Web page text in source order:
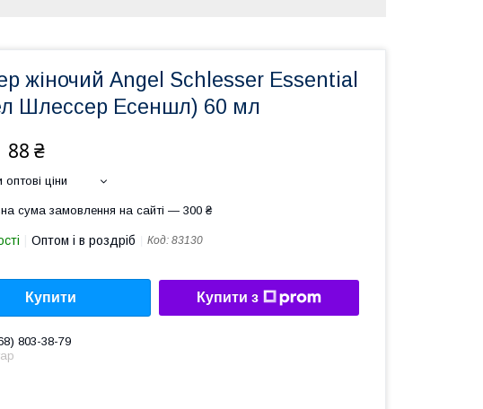
жіночий Angel Schlesser Essential
Шлессер Есеншл) 60 мл
88 ₴
ціни
сума замовлення на сайті — 300 ₴
Оптом і в роздріб Код: 83130
Купити Купити з
803-38-79